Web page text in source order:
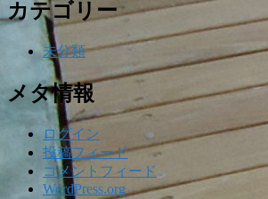
カテゴリー
未分類
メタ情報
ログイン
投稿フィード
コメントフィード
WordPress.org